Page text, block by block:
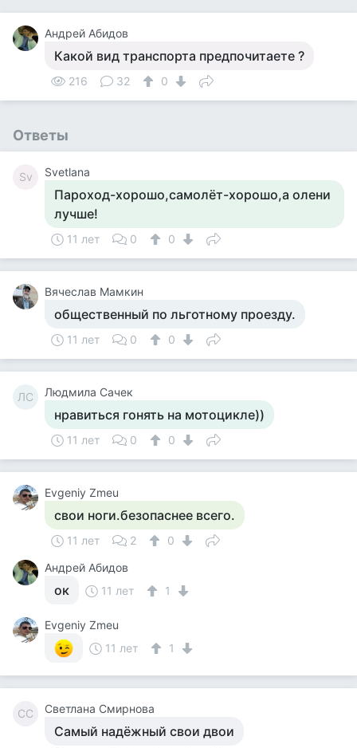
Андрей Абидов
Какой вид транспорта предпочитаете ?
216 32 0
Ответы
Sv Svetlana
Пароход-хорошо,самолёт-хорошо,а олени
лучше!
11 лет 0 0
Вячеслав Мамкин
общественный по льготному проезду.
11 лет 0 0
ЛС Людмила Сачек
нравиться гонять на мотоцикле))
11 лет 0 0
Evgeniy Zmeu
свои ноги.безопаснее всего.
11 лет 2
0
Андрей Абидов
ок 11 лет 1
Evgeniy Zmeu
11 лет
1
СС Светлана Смирнова
Самый надёжный свои двои